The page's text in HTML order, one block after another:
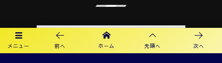
メニュー 前へ ホーム 先頭へ 次へ